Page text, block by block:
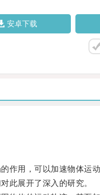
安卓下载
用，可以加速物体运动
展开了深入的研究。